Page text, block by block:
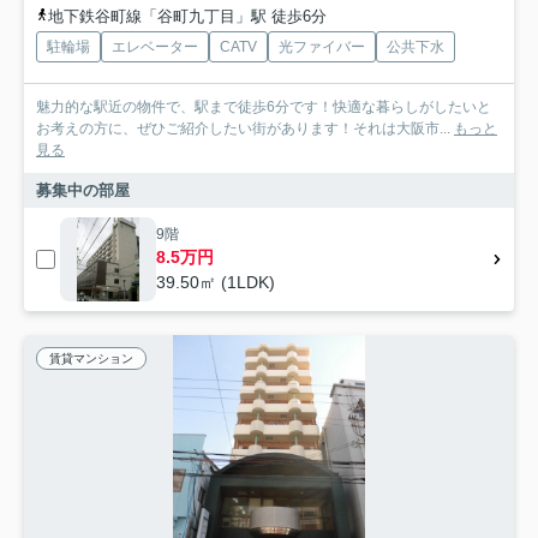
地下鉄谷町線「谷町九丁目」駅 徒歩6分
駐輪場 エレベーター CATV 光ファイバー 公共下水
魅力的な駅近の物件で、駅まで徒歩6分です！快適な暮らしがしたいと
お考えの方に、ぜひご紹介したい街があります！それは大阪市... もっと
見る
募集中の部屋
9階
8.5万円
39.50㎡ (1LDK)
賃貸マンション